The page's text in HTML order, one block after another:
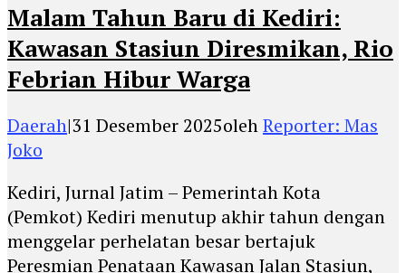
Malam Tahun Baru di Kediri:
Kawasan Stasiun Diresmikan, Rio
Febrian Hibur Warga
Daerah|31 Desember 2025olehReporter: Mas
Joko
Kediri, Jurnal Jatim – Pemerintah Kota
(Pemkot) Kediri menutup akhir tahun dengan
menggelar perhelatan besar bertajuk
Peresmian Penataan Kawasan Jalan Stasiun,